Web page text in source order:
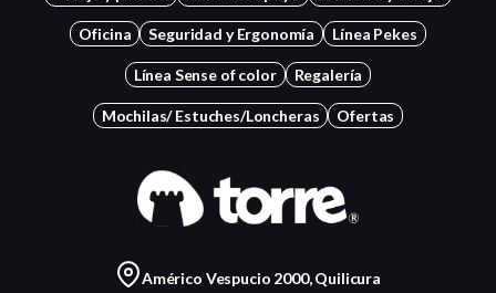
Oficina Seguridad y Ergonomía Línea Pekes
Línea Sense of color Regalería
Mochilas/ Estuches/Loncheras Ofertas
Américo Vespucio 2000, Quilicura